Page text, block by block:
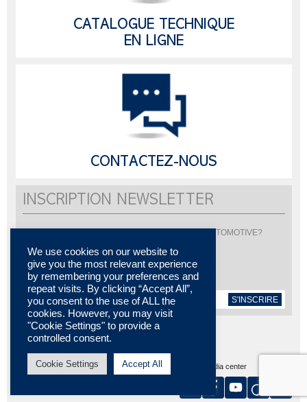
CATALOGUE TECHNIQUE
EN LIGNE
CONTACTEZ-NOUS
INSCRIPTION NEWSLETTER
Vous souhaitez être informé de l'actualité de LISI AUTOMOTIVE?
Inscrivez-vous pour recevoir notre newsletter
S'INSCRIRE
Plan du site MENTIONS LÉGALES Contactez-nous
Media center
We use cookies on our website to
give you the most relevant experience
by remembering your preferences and
repeat visits. By clicking “Accept All”,
you consent to the use of ALL the
cookies. However, you may visit
"Cookie Settings" to provide a
controlled consent.
Cookie Settings Accept All